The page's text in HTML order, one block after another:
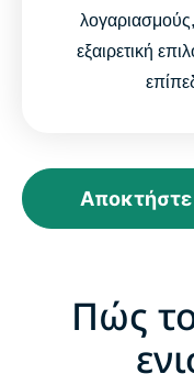
λογαριασμούς,
εξαιρετική
Αποκτήστε
Πώς